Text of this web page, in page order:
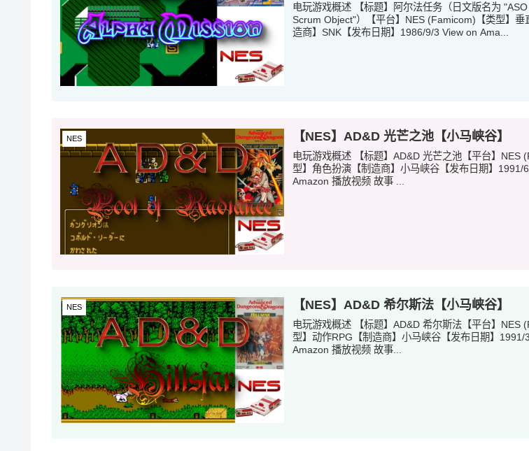
电玩游戏概述 【标题】阿尔法任务（日文版名为
Scrum Object"）【平台】NES (Famicom)【类型】垂
造商】SNK【发布日期】1986/9/3 View on Ama...
NES 【NES】AD&D 光芒之池【小马峡谷】
电玩游戏概述 【标题】AD&D 光芒之池【平台】NES
型】角色扮演【制造商】小马峡谷【发布日期】1991/
Amazon 播放视频 故事 ...
NES 【NES】AD&D 希尔斯法【小马峡谷】
电玩游戏概述 【标题】AD&D 希尔斯法【平台】NES
型】动作RPG【制造商】小马峡谷【发布日期】1991/
Amazon 播放视频 故事...